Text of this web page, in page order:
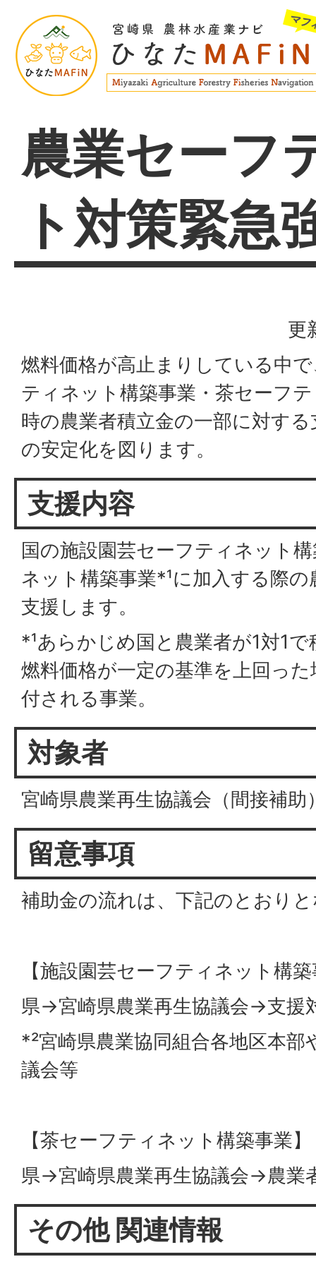
農業セーフ
ト対策緊急
更
燃料価格が高止まりしている中
ティネット構築事業・茶セーフ
時の農業者積立金の一部に対す
の安定化を図ります。
支援内容
国の施設園芸セーフティネット
ネット構築事業*¹に加入する際
支援します。
*¹あらかじめ国と農業者が1対1
燃料価格が一定の基準を上回っ
付される事業。
対象者
宮崎県農業再生協議会（間接補助
留意事項
補助金の流れは、下記のとおり
【施設園芸セーフティネット構
県→宮崎県農業再生協議会→支援
*²宮崎県農業協同組合各地区本
議会等
【茶セーフティネット構築事業】
県→宮崎県農業再生協議会→農業
その他 関連情報